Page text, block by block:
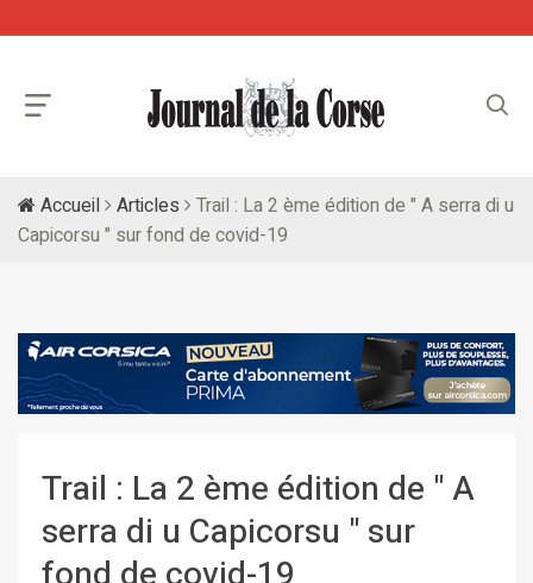
Accueil Articles
Trail : La 2 ème édition de " A serra di u
Capicorsu " sur fond de covid-19
Trail : La 2 ème édition de " A
serra di u Capicorsu " sur